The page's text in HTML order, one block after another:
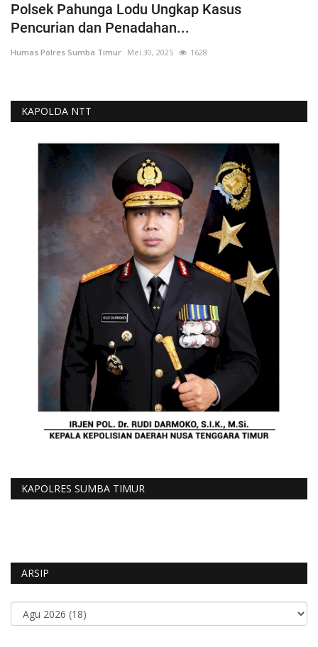
Polsek Pahunga Lodu Ungkap Kasus
Pencurian dan Penadahan...
Humas Polres Sumba Timur Mei 30, 2025 1628
KAPOLDA NTT
KAPOLRES SUMBA TIMUR
ARSIP